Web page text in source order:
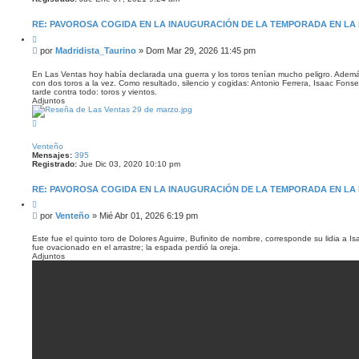
RE: PAVOROSA COGIDA EN LA INAUGURACIÓN DE LA TEMPORADA EN LA
i
t
r
M
n
s
a
j
e
por Madridista_Taurino » Dom Mar 29, 2026 11:45 pm
En Las Ventas hoy había declarada una guerra y los toros tenían mucho peligro.
con dos toros a la vez. Como resultado, silencio y cogidas: Antonio Ferrera, Isaac
tarde contra todo: toros y vientos.
Adjuntos
i
b
a
Venteño
Mensajes: 395
Registrado: Jue Dic 03, 2020 10:10 pm
RE: PAVOROSA COGIDA EN LA INAUGURACIÓN DE LA TEMPORADA EN LA
i
t
r
M
n
s
a
por Venteño » Mié Abr 01, 2026 6:19 pm
Este fue el quinto toro de Dolores Aguirre, Bufinito de nombre, corresponde su lidia a
fue ovacionado en el arrastre; la espada perdió la oreja.
Adjuntos